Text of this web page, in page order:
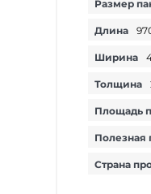
Размер
Длина
Ширина
Толщина
Площадь
Полезная
Страна